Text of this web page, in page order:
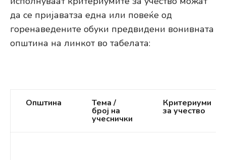
да се пријаватза една или повеќе од
горенаведените обуки предвидени вонивната
општина на линкот во табелата:
Општина Тема /
број на
учеснички
Критериуми
за учество